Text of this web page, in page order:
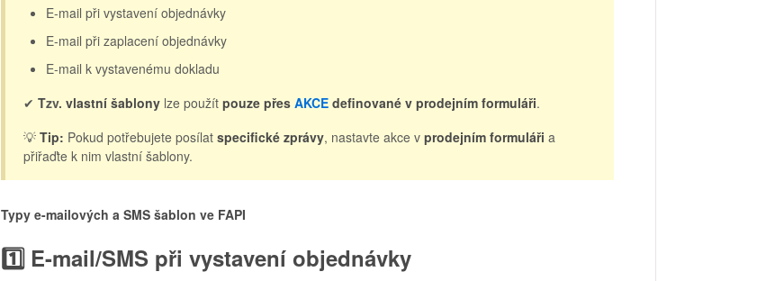
E-mail při vystavení objednávky
E-mail při zaplacení objednávky
E-mail k vystavenému dokladu
✔ Tzv. vlastní šablonylze použít pouze přes AKCEdefinované v prodejním formuláři.
💡 Tip: Pokud potřebujete posílat specifické zprávy, nastavte akce v prodejním formuláři a
přiřaďte k nim vlastní šablony.
Typy e-mailových a SMS šablon ve FAPI
1️⃣ E-mail/SMS při vystavení objednávky